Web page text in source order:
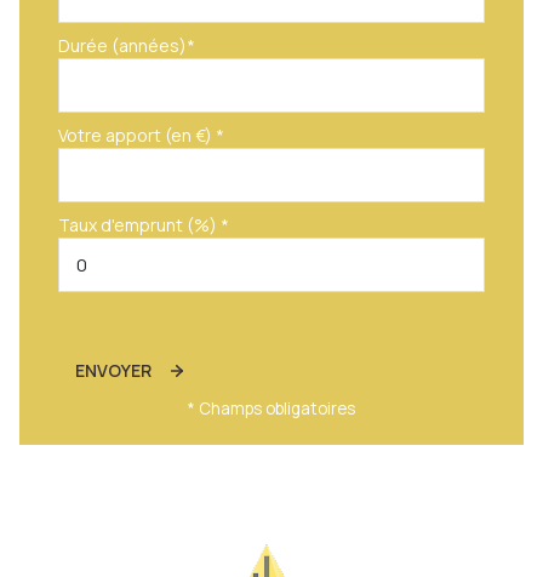
Durée (années)*
Votre apport (en €) *
Taux d'emprunt (%) *
ENVOYER
* Champs obligatoires